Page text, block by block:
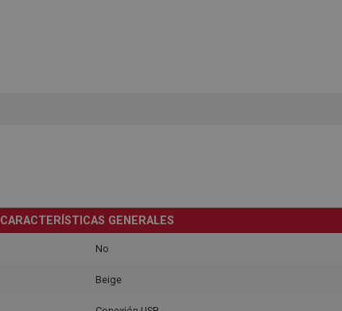
CARACTERÍSTICAS GENERALES
No
Beige